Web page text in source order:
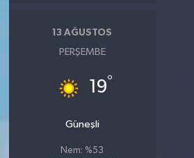
13 AĞUSTOS
PERŞEMBE
19°
Güneşli
Nem: %53